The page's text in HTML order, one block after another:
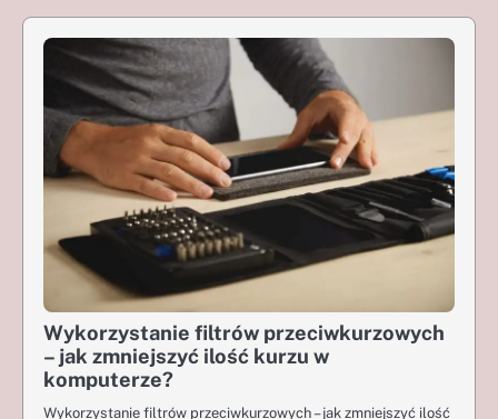
Wykorzystanie filtrów przeciwkurzowych
– jak zmniejszyć ilość kurzu w
komputerze?
Wykorzystanie filtrów przeciwkurzowych – jak zmniejszyć ilość